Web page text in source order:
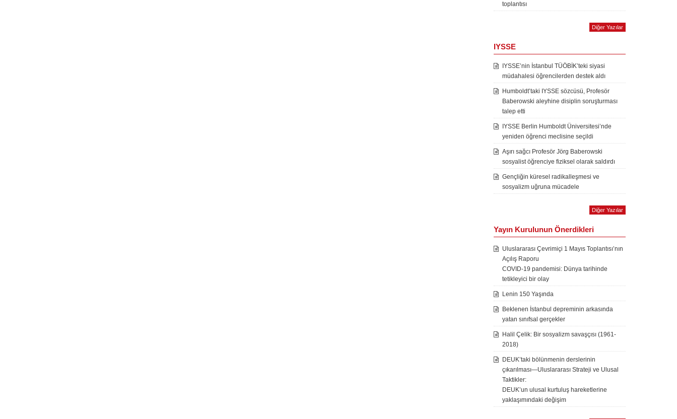
toplantısı
Diğer Yazılar
IYSSE
IYSSE’nin İstanbul TÜÖBİK’teki siyasi
müdahalesi öğrencilerden destek aldı
Humboldt’taki IYSSE sözcüsü, Profesör
Baberowski aleyhine disiplin soruşturması
talep etti
IYSSE Berlin Humboldt Üniversitesi’nde
yeniden öğrenci meclisine seçildi
Aşırı sağcı Profesör Jörg Baberowski
sosyalist öğrenciye fiziksel olarak saldırdı
Gençliğin küresel radikalleşmesi ve
sosyalizm uğruna mücadele
Diğer Yazılar
Yayın Kurulunun Önerdikleri
Uluslararası Çevrimiçi 1 Mayıs Toplantısı’nın
Açılış Raporu
COVID-19 pandemisi: Dünya tarihinde
tetikleyici bir olay
Lenin 150 Yaşında
Beklenen İstanbul depreminin arkasında
yatan sınıfsal gerçekler
Halil Çelik: Bir sosyalizm savaşçısı (1961-
2018)
DEUK’taki bölünmenin derslerinin
çıkarılması—Uluslararası Strateji ve Ulusal
Taktikler:
DEUK’un ulusal kurtuluş hareketlerine
yaklaşımındaki değişim